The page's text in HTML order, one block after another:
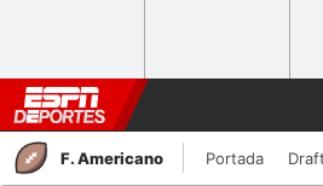
F. Americano Portada Draft